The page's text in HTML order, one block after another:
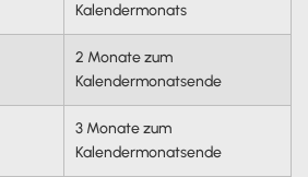
Kalendermonats
2 Monate zum
Kalendermonatsende
3 Monate zum
Kalendermonatsende